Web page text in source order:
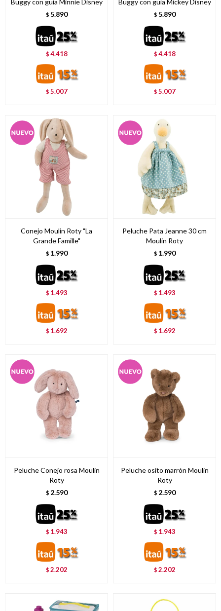
Buggy con guía Minnie Disney
$ 5.890
$4.418
$5.007
Buggy con guía Mickey Disney
$ 5.890
$4.418
$5.007
Conejo Moulin Roty "La
Grande Famille"
$ 1.990
$ 1.493
$ 1.692
Peluche Pata Jeanne 30 cm
Moulin Roty
$ 1.990
$ 1.493
$ 1.692
Peluche Conejo rosa Moulin
Roty
$ 2.590
$ 1.943
$2.202
Peluche osito marrón Moulin
Roty
$ 2.590
$ 1.943
$2.202